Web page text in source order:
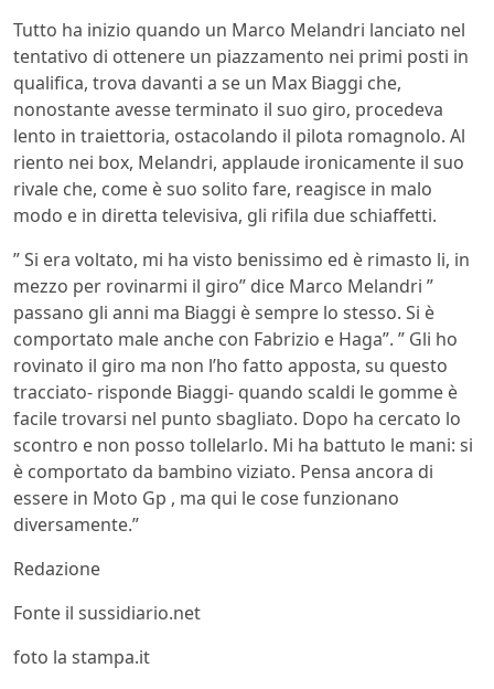
Tutto ha inizio quando un Marco Melandri lanciato nel
tentativo di ottenere un piazzamento nei primi posti in
qualifica, trova davanti a se un Max Biaggi che,
nonostante avesse terminato il suo giro, procedeva
lento in traiettoria, ostacolando il pilota romagnolo. Al
riento nei box, Melandri, applaude ironicamente il suo
rivale che, come è suo solito fare, reagisce in malo
modo e in diretta televisiva, gli rifila due schiaffetti.
” Si era voltato, mi ha visto benissimo ed è rimasto li, in
mezzo per rovinarmi il giro” dice Marco Melandri ”
passano gli anni ma Biaggi è sempre lo stesso. Si è
comportato male anche con Fabrizio e Haga”. ” Gli ho
rovinato il giro ma non l’ho fatto apposta, su questo
tracciato- risponde Biaggi- quando scaldi le gomme è
facile trovarsi nel punto sbagliato. Dopo ha cercato lo
scontro e non posso tollelarlo. Mi ha battuto le mani: si
è comportato da bambino viziato. Pensa ancora di
essere in Moto Gp , ma qui le cose funzionano
diversamente.”
Redazione
Fonte il sussidiario.net
foto la stampa.it